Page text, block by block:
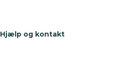
Hjælp og kontakt